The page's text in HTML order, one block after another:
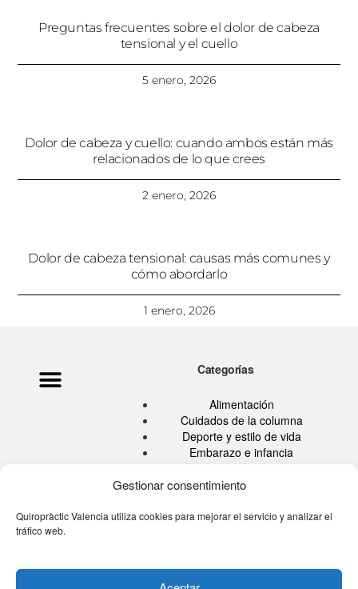
Gestionar consentimiento
Quiropràctic Valencia utiliza cookies para mejorar el servicio y analizar el
tráfico web.
Preguntas frecuentes sobre el dolor de cabeza
tensional y el cuello
5 enero, 2026
Dolor de cabeza y cuello: cuando ambos están más
relacionados de lo que crees
2 enero, 2026
Dolor de cabeza tensional: causas más comunes y
cómo abordarlo
1 enero, 2026
Categorías
Alimentación
Cuidados de la columna
Deporte y estilo de vida
Embarazo e infancia
Quiropráctica
Sin categoría